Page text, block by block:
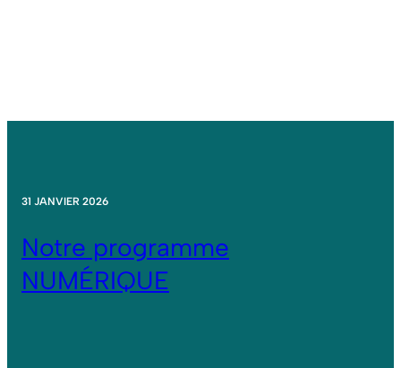
31 JANVIER 2026
Notre programme
NUMÉRIQUE